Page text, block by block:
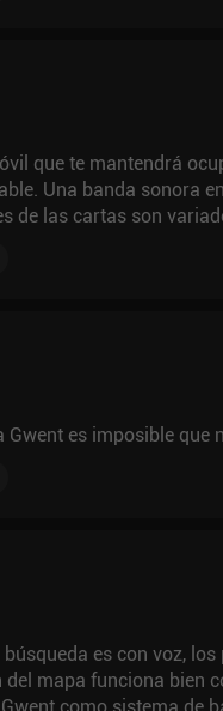
que te mantendrá
Una banda sonora
de las cartas son
llegas a un nivel en
Gwent es imposible
es con voz,
mapa funciona bien